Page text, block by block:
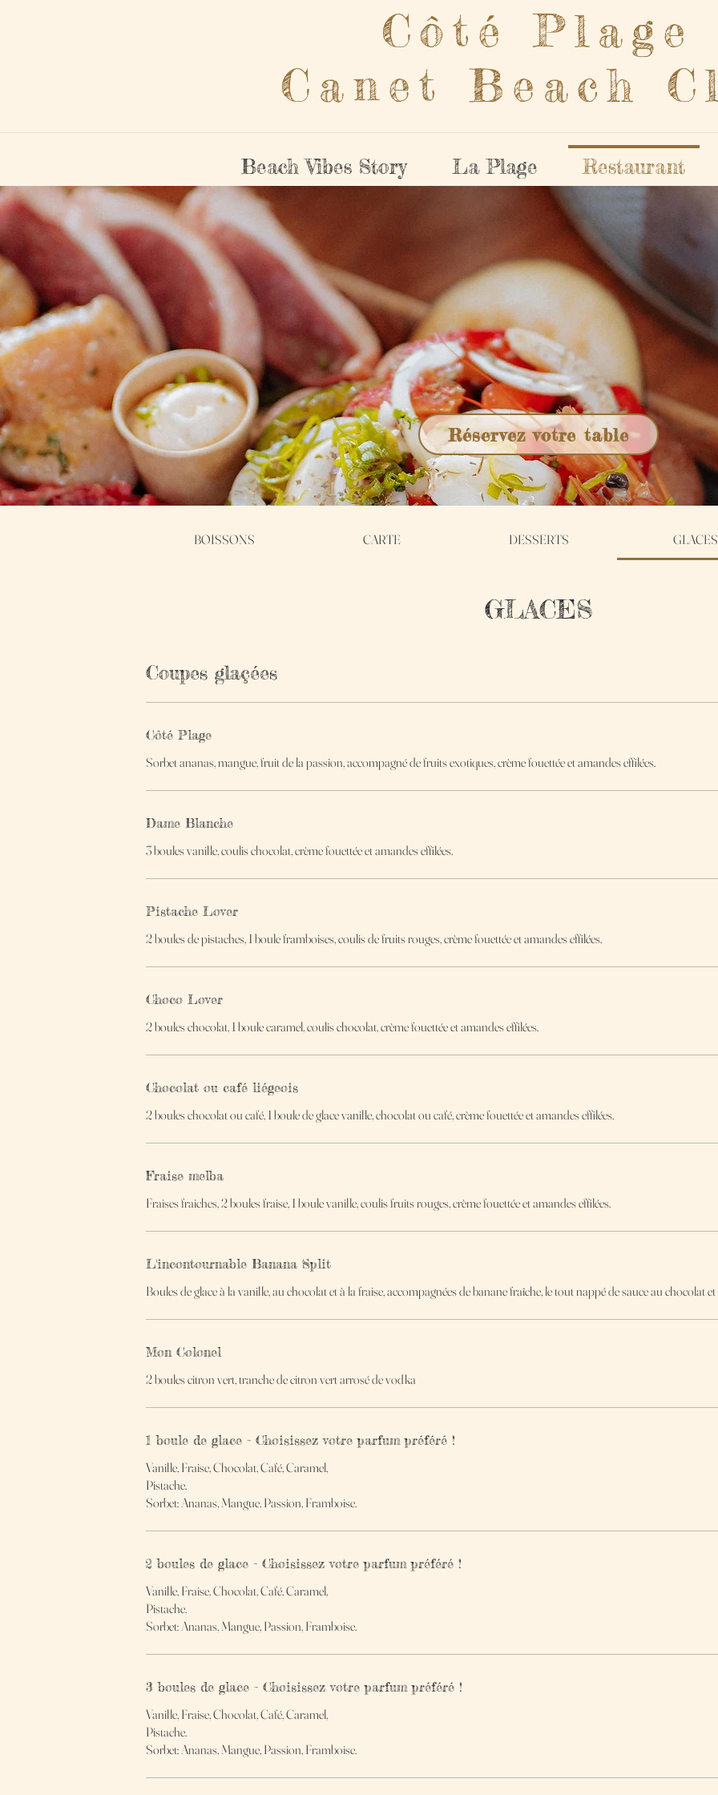
Côté Plage
Canet Beach
Beach Vibes Story La Plage Restaurant
Réservez votre table
BOISSONS CARTE DESSERTS GLACES
GLACES
Coupes glaçées
Côté Plage
Sorbet ananas, mangue, fruit de la passion, accompagné de fruits exotiques, crème fouettée et amandes effilées.
Dame Blanche
3 boules vanille, coulis chocolat, crème fouettée et amandes effilées.
Pistache Lover
2 boules de pistaches, 1 boule framboises, coulis de fruits rouges, crème fouettée et amandes effilées.
Choco Lover
2 boules chocolat, 1 boule caramel, coulis chocolat, crème fouettée et amandes effilées.
Chocolat ou café liégeois
2 boules chocolat ou café, 1 boule de glace vanille, chocolat ou café, crème fouettée et amandes effilées.
Fraise melba
Fraises fraiches, 2 boules fraise, 1 boule vanille, coulis fruits rouges, crème fouettée et amandes effilées.
L'incontournable Banana Split
Boules de glace à la vanille, au chocolat et à la fraise, accompagnées de banane fraîche, le tout nappé de sauce au chocolat
Mon Colonel
2 boules citron vert, tranche de citron vert arrosé de vodka
1 boule de glace - Choisissez votre parfum préféré !
Vanille, Fraise, Chocolat, Café, Caramel,
Pistache.
Sorbet: Ananas, Mangue, Passion, Framboise.
2 boules de glace - Choisissez votre parfum préféré !
Vanille, Fraise, Chocolat, Café, Caramel,
Pistache.
Sorbet: Ananas, Mangue, Passion, Framboise.
3 boules de glace - Choisissez votre parfum préféré !
Vanille, Fraise, Chocolat, Café, Caramel,
Pistache.
Sorbet: Ananas, Mangue, Passion, Framboise.